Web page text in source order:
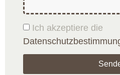
Ich akzeptiere die